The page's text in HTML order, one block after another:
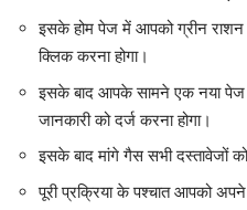
इसके होम पेज में आपको ग्रीन राशन
क्लिक करना होगा।
इसके बाद आपके सामने एक नया
जानकारी को दर्ज करना होगा।
इसके बाद मांगे गैस सभी दस्तावेजों
पूरी प्रक्रिया के पश्चात आपको